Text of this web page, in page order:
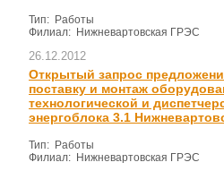
Тип: Работы
Филиал: Нижневартовская ГРЭС
26.12.2012
Открытый запрос
поставку и монтаж
технологической и
энергоблока 3.1
Тип: Работы
Филиал: Нижневартовская ГРЭС